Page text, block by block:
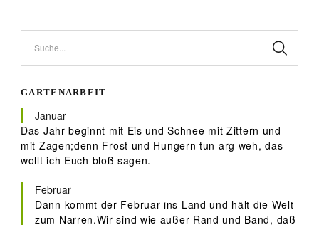
Suche...
GARTENARBEIT
Januar
Das Jahr beginnt mit Eis und Schnee mit Zittern und
mit Zagen;denn Frost und Hungern tun arg weh, das
wollt ich Euch bloß sagen.
Februar
Dann kommt der Februar ins Land und hält die Welt
zum Narren.Wir sind wie außer Rand und Band, daß